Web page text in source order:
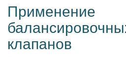
Применение
клапанов